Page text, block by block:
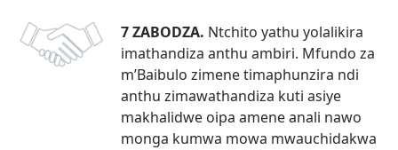
7 ZABODZA. Ntchito yathu yolalikira
imathandiza anthu ambiri. Mfundo za
m’Baibulo zimene timaphunzira ndi
anthu zimawathandiza kuti asiye
makhalidwe oipa amene anali nawo
monga kumwa mowa mwauchidakwa